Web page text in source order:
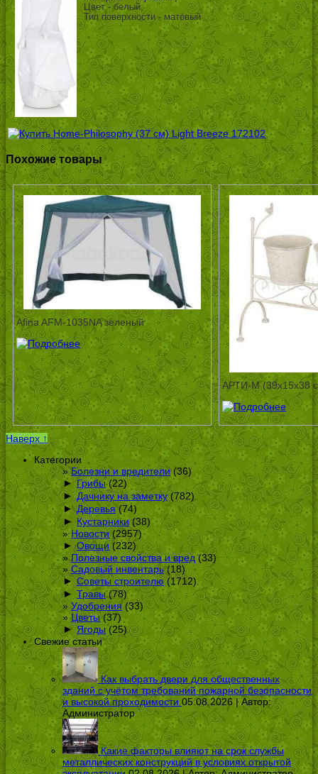
Цвет - белый,
Тип поверхности - матовый
Похожие товары
Afina AFM-1035NA зеленый
АРТИ-М (39х15х38
Наверх ↑
Категории
Болезни и вредители (36)
► Грибы(22)
► Дачнику на заметку(782)
► Деревья(74)
► Кустарники(38)
Новости(2957)
► Овощи (232)
Полезные свойства и вред(33)
Садовый инвентарь(18)
► Советы строителю(1712)
► Травы(78)
Удобрения(33)
Цветы(37)
► Ягоды(25)
Свежие статьи
Как выбрать двери для общественных
зданий с учётом требований пожарной безопасности
и высокой проходимости 05.08.2026 | Автор:
Администратор
Какие факторы влияют на срок службы
металлических конструкций в условиях открытой